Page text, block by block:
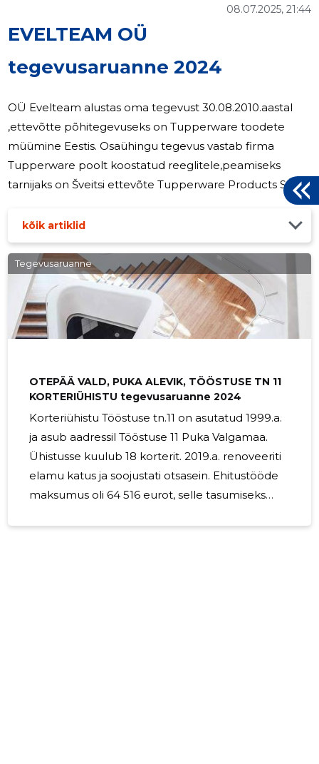
EVELTEAM OÜ
tegevusaruanne 2024
08.07.2025, 21:44
OÜ Evelteam alustas oma tegevust 30.08.2010.aastal
,ettevõtte põhitegevuseks on Tupperware toodete
müümine Eestis. Osaühingu tegevus vastab firma
Tupperware poolt koostatud reeglitele,peamiseks
tarnijaks on Šveitsi ettevõte Tupperware Products SA,
toodete tutvustused viiakse läbi kliendipäevade raames
näitlikul tasandil (keetmine,küpsetamine jne.),näitamaks
klientidele köögiriistade kasutamise mitmekesisust ja
otstarbekust. Koolitame jätkuvalt koostööpartnereid ja
sellega tõstame teeninduskvaliteeti. Aruandeaasta
müügikäive oli 1 322
kõik artiklid
Tegevusaruanne
OTEPÄÄ VALD, PUKA ALEVIK, TÖÖSTUSE TN 11
KORTERIÜHISTU tegevusaruanne 2024
Korteriühistu Tööstuse tn.11 on asutatud 1999.a.
ja asub aadressil Tööstuse 11 Puka Valgamaa.
Ühistusse kuulub 18 korterit. 2019.a. renoveeriti
elamu katus ja soojustati otsasein. Ehitustööde
maksumus oli 64 516 eurot, selle tasumiseks